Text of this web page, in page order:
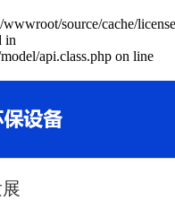
source/cache/
in
api.class.php on line